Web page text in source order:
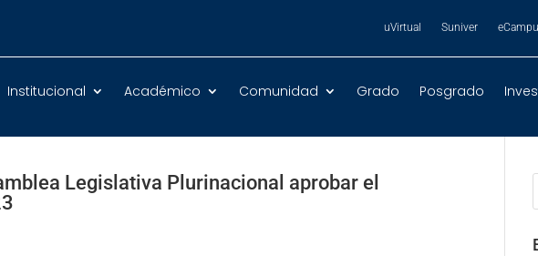
uVirtual Suniver
Institucional Académico Comunidad Grado Posgrado
Legislativa Plurinacional aprobar el